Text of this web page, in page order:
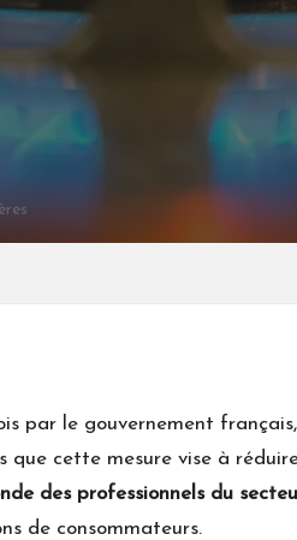
par le gouvernement français,
que cette mesure vise à
des professionnels du
de consommateurs.